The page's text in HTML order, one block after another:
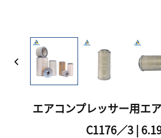
エアコンプレッサー用エ
C1176／3 |